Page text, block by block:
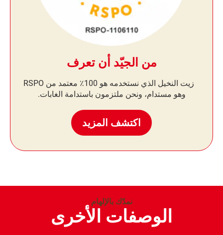
من الجيّد أن تعرف
زيت النخيل الذي نستخدمه هو 100٪ معتمد من RSPO
وهو مستدام، ونحن ملتزمون باستدامة الغابات.
اكتشف المزيد
نمدّك بالإلهام
الوصفات الأخرى